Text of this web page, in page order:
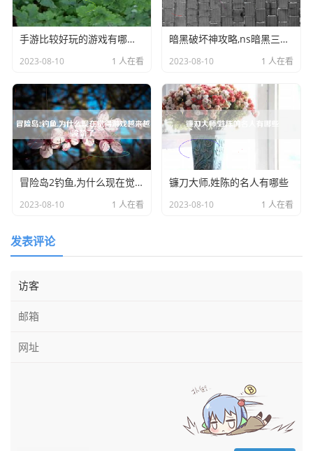
手游比较好玩的游戏有哪些,哪款单机手游比较好玩
2023-08-10 1 人在看
暗黑破坏神攻略,ns暗黑三野蛮人最强流派
2023-08-10 1 人在看
冒险岛2钓鱼,为什么现在觉得游戏越来越没劲了
2023-08-10 1 人在看
镰刀大师,姓陈的名人有哪些
2023-08-10 1 人在看
发表评论